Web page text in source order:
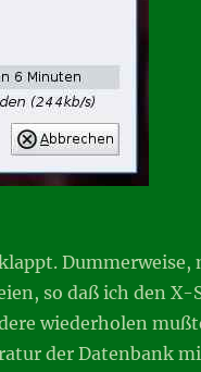
Dummerweise,
so daß ich den X-
wiederholen
der Datenbank